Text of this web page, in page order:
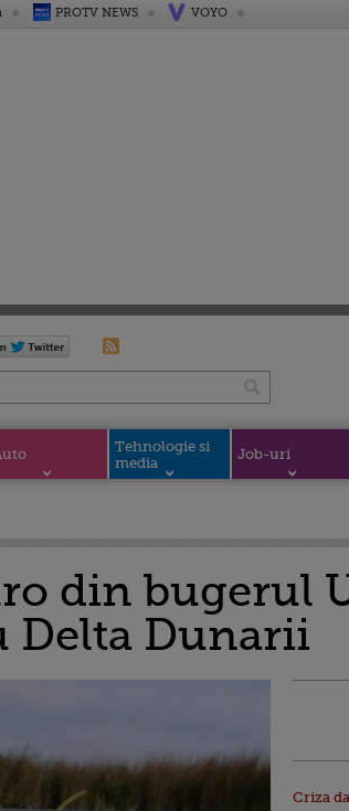
PROTV NEWS VOYO
Tehnologie si
media
Job-uri
din bugerul
Delta Dunarii
Criza